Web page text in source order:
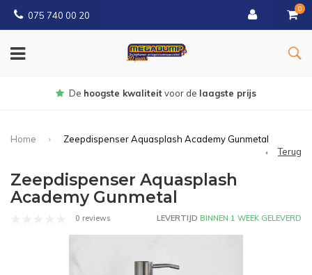
075 740 00 20
0
De hoogste kwaliteitvoor de laagste prijs
Home
Zeepdispenser Aquasplash Academy Gunmetal
Terug
Zeepdispenser Aquasplash
Academy Gunmetal
0 reviews LEVERTIJD BINNEN 1 WEEK GELEVERD